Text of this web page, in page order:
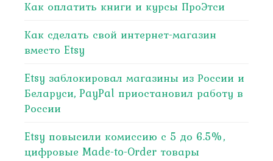
Как оплатить книги и курсы ПроЭтси
Как сделать свой интернет-магазин
вместо Etsy
Etsy заблокировал магазины из России и
Беларуси, PayPal приостановил работу в
России
Etsy повысили комиссию с 5 до 6.5%,
цифровые Made-to-Order товары